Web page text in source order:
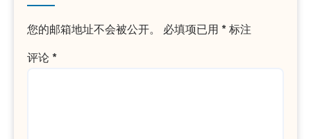
您的邮箱地址不会被公开。 必填项已用 * 标注
评论 *